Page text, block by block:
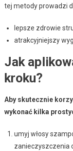
tej metody prowadzi
lepsze zdrowie
atrakcyjniejszy
Jak
kroku?
Aby skutecznie
wykonać kilka
umyj włosy
zanieczyszczenia